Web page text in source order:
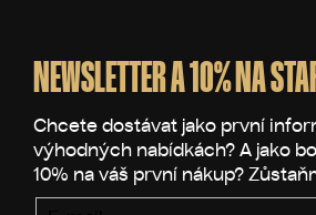
a
í
p
r
v
NEWSLETTER A 10% NA